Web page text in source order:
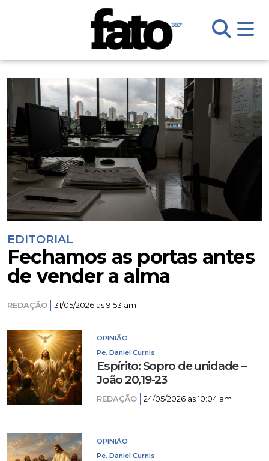
EDITORIAL
Fechamos as portas antes
de vender a alma
REDAÇÃO 31/05/2026 as 9:53 am
OPINIÃO
Pe. Daniel Curnis
Espírito: Sopro de unidade –
João 20,19-23
REDAÇÃO 24/05/2026 as 10:04 am
OPINIÃO
Pe. Daniel Curnis